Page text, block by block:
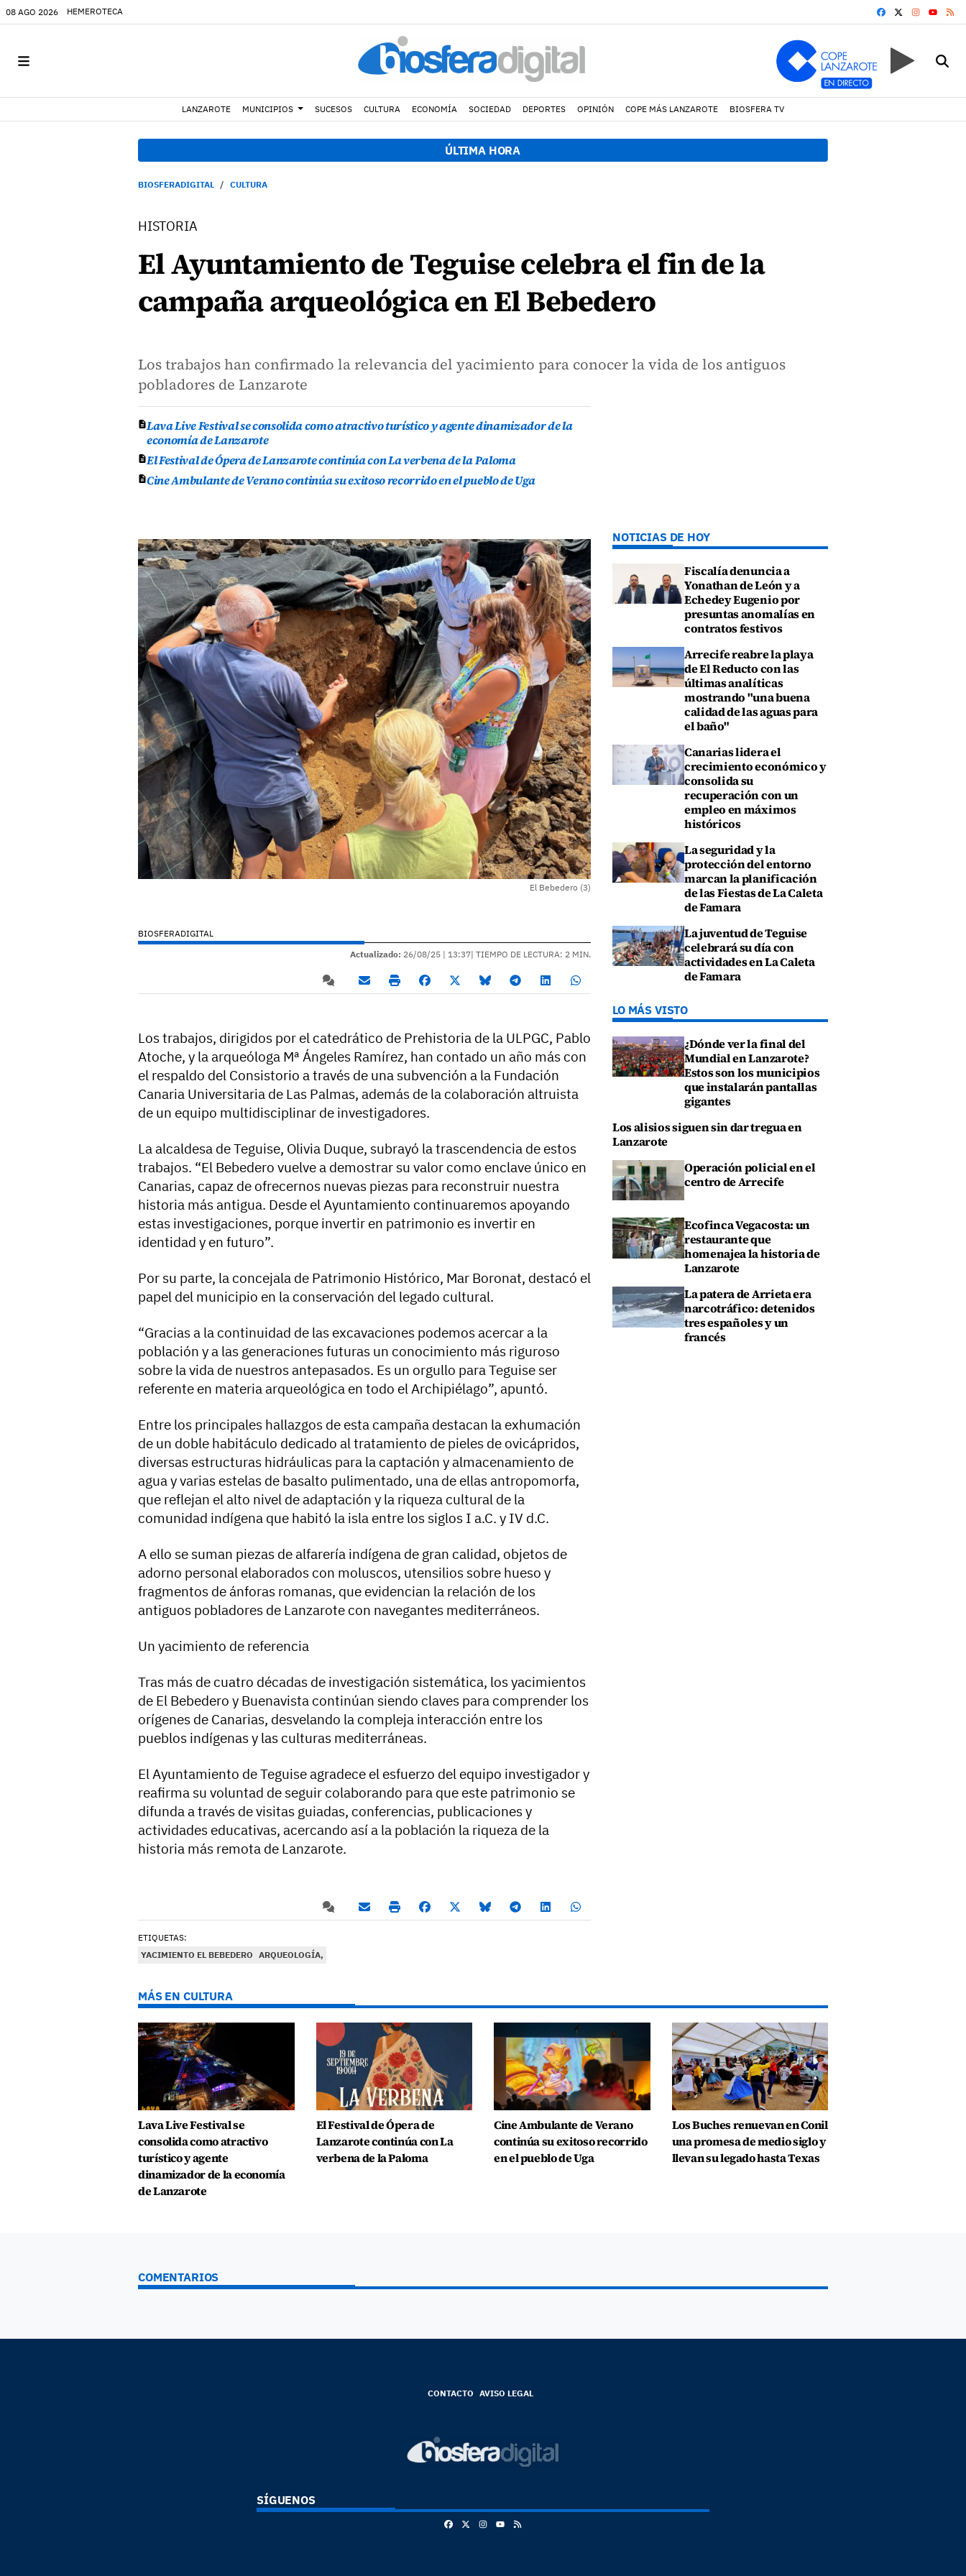
08 AGO 2026 HEMEROTECA FACEBOOK
YOUTUBE
LANZAROTE MUNICIPIOS SUCESOS CULTURA ECONOMÍA SOCIEDAD DEPORTES OPINIÓN COPE MÁS LANZAROTE BIOSFERA TV
ÚLTIMA HORA
BIOSFERADIGITAL CULTURA
HISTORIA
El Ayuntamiento de Teguise celebra el fin de la
campaña arqueológica en El Bebedero
Los trabajos han confirmado la relevancia del yacimiento para conocer la vida de los antiguos
pobladores de Lanzarote
Lava Live Festival se consolida como atractivo turístico y agente dinamizador de la
economía de Lanzarote
El Festival de Ópera de Lanzarote continúa con La verbena de la Paloma
Cine Ambulante de Verano continúa su exitoso recorrido en el pueblo de Uga
El Bebedero (3)
BIOSFERADIGITAL
Actualizado: 26/08/25 | 13:37| TIEMPO DE LECTURA: 2 MIN.
Los trabajos, dirigidos por el catedrático de Prehistoria de la ULPGC, Pablo
Atoche, y la arqueóloga Mª Ángeles Ramírez, han contado un año más con
el respaldo del Consistorio a través de una subvención a la Fundación
Canaria Universitaria de Las Palmas, además de la colaboración altruista
de un equipo multidisciplinar de investigadores.
La alcaldesa de Teguise, Olivia Duque, subrayó la trascendencia de estos
trabajos. “El Bebedero vuelve a demostrar su valor como enclave único en
Canarias, capaz de ofrecernos nuevas piezas para reconstruir nuestra
historia más antigua. Desde el Ayuntamiento continuaremos apoyando
estas investigaciones, porque invertir en patrimonio es invertir en
identidad y en futuro”.
Por su parte, la concejala de Patrimonio Histórico, Mar Boronat, destacó el
papel del municipio en la conservación del legado cultural.
“Gracias a la continuidad de las excavaciones podemos acercar a la
población y a las generaciones futuras un conocimiento más riguroso
sobre la vida de nuestros antepasados. Es un orgullo para Teguise ser
referente en materia arqueológica en todo el Archipiélago”, apuntó.
Entre los principales hallazgos de esta campaña destacan la exhumación
de un doble habitáculo dedicado al tratamiento de pieles de ovicápridos,
diversas estructuras hidráulicas para la captación y almacenamiento de
agua y varias estelas de basalto pulimentado, una de ellas antropomorfa,
que reflejan el alto nivel de adaptación y la riqueza cultural de la
comunidad indígena que habitó la isla entre los siglos I a.C. y IV d.C.
A ello se suman piezas de alfarería indígena de gran calidad, objetos de
adorno personal elaborados con moluscos, utensilios sobre hueso y
fragmentos de ánforas romanas, que evidencian la relación de los
antiguos pobladores de Lanzarote con navegantes mediterráneos.
Un yacimiento de referencia
Tras más de cuatro décadas de investigación sistemática, los yacimientos
de El Bebedero y Buenavista continúan siendo claves para comprender los
orígenes de Canarias, desvelando la compleja interacción entre los
pueblos indígenas y las culturas mediterráneas.
El Ayuntamiento de Teguise agradece el esfuerzo del equipo investigador y
reafirma su voluntad de seguir colaborando para que este patrimonio se
difunda a través de visitas guiadas, conferencias, publicaciones y
actividades educativas, acercando así a la población la riqueza de la
historia más remota de Lanzarote.
ETIQUETAS:
YACIMIENTO EL BEBEDERO ARQUEOLOGÍA,
NOTICIAS DE HOY
Fiscalía denuncia a
Yonathan de León y a
Echedey Eugenio por
presuntas anomalías en
contratos festivos
Arrecife reabre la playa
de El Reducto con las
últimas analíticas
mostrando "una buena
calidad de las aguas para
el baño"
Canarias lidera el
crecimiento económico y
consolida su
recuperación con un
empleo en máximos
históricos
La seguridad y la
protección del entorno
marcan la planificación
de las Fiestas de La Caleta
de Famara
La juventud de Teguise
celebrará su día con
actividades en La Caleta
de Famara
LO MÁS VISTO
¿Dónde ver la final del
Mundial en Lanzarote?
Estos son los municipios
que instalarán pantallas
gigantes
Los alisios siguen sin dar tregua en
Lanzarote
Operación policial en el
centro de Arrecife
Ecofinca Vegacosta: un
restaurante que
homenajea la historia de
Lanzarote
La patera de Arrieta era
narcotráfico: detenidos
tres españoles y un
francés
MÁS EN CULTURA
Lava Live Festival se
consolida como atractivo
turístico y agente
dinamizador de la economía
de Lanzarote
El Festival de Ópera de
Lanzarote continúa con La
verbena de la Paloma
Cine Ambulante de Verano
continúa su exitoso recorrido
en el pueblo de Uga
Los Buches renuevan en Conil
una promesa de medio siglo y
llevan su legado hasta Texas
COMENTARIOS
CONTACTO AVISO LEGAL
SÍGUENOS
FacebookInstagram